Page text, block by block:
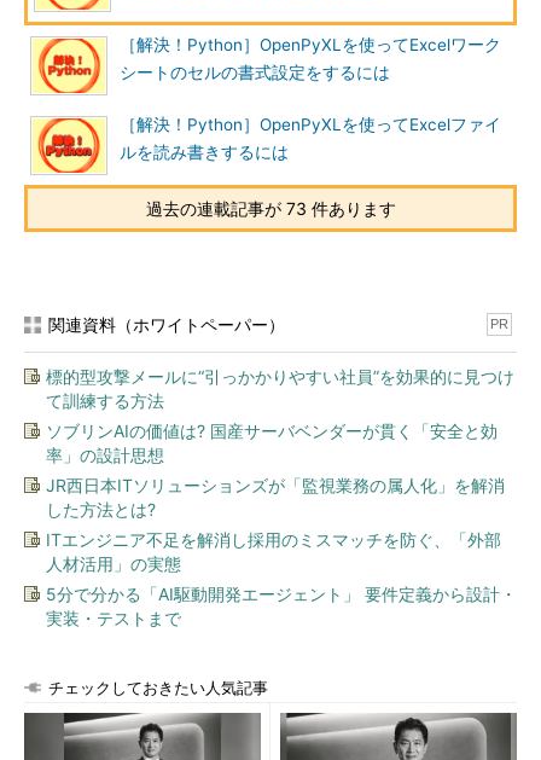
［解決！Python］OpenPyXLを使ってExcelワーク
シートのセルの書式設定をするには
［解決！Python］OpenPyXLを使ってExcelファイ
ルを読み書きするには
過去の連載記事が 73 件あります
関連資料（ホワイトペーパー） PR
標的型攻撃メールに“引っかかりやすい社員”を効果的に見つけ
て訓練する方法
ソブリンAIの価値は? 国産サーバベンダーが貫く「安全と効
率」の設計思想
JR西日本ITソリューションズが「監視業務の属人化」を解消
した方法とは?
ITエンジニア不足を解消し採用のミスマッチを防ぐ、「外部
人材活用」の実態
5分で分かる「AI駆動開発エージェント」 要件定義から設計・
実装・テストまで
チェックしておきたい人気記事